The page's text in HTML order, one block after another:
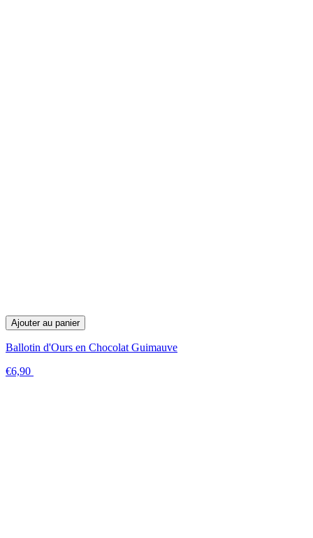
Ajouter au panier
Ballotin d'Ours en Chocolat Guimauve
€6,90